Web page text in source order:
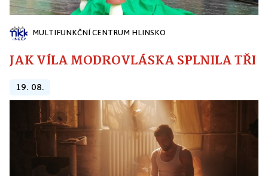
MULTIFUNKČNÍ CENTRUM HLINSKO
JAK VÍLA MODROVLÁSKA SPLNILA
19. 08.